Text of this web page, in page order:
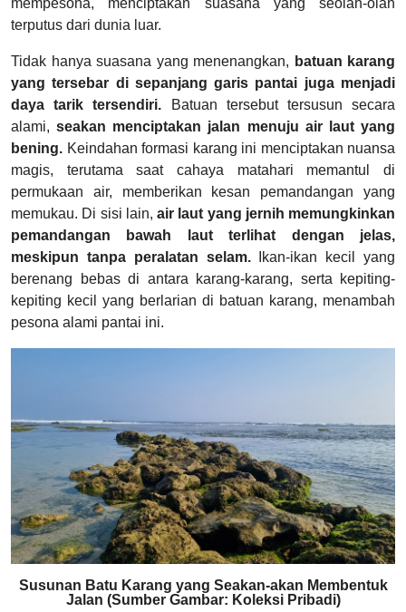
mempesona, menciptakan suasana yang seolah-olah
terputus dari dunia luar.
Tidak hanya suasana yang menenangkan, batuan karang
yang tersebar di sepanjang garis pantai juga menjadi
daya tarik tersendiri. Batuan tersebut tersusun secara
alami,seakan menciptakan jalan menuju air laut yang
bening. Keindahan formasi karang ini menciptakan nuansa
magis, terutama saat cahaya matahari memantul di
permukaan air, memberikan kesan pemandangan yang
memukau. Di sisi lain, air laut yang jernih memungkinkan
pemandangan bawah laut terlihat dengan jelas,
meskipun tanpa peralatan selam.Ikan-ikan kecil yang
berenang bebas di antara karang-karang, serta kepiting-
kepiting kecil yang berlarian di batuan karang, menambah
pesona alami pantai ini.
Susunan Batu Karang yang Seakan-akan Membentuk
Jalan (Sumber Gambar: Koleksi Pribadi)